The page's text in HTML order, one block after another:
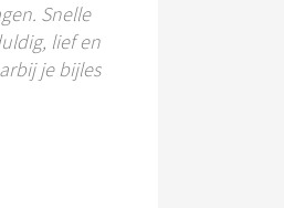
Snelle
lief en
je bijles